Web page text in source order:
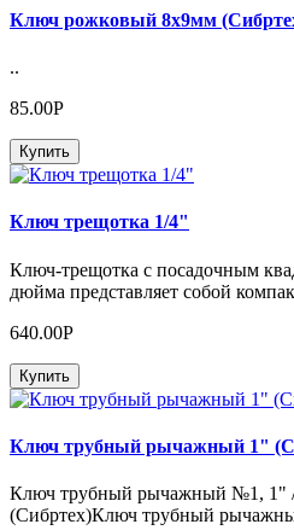
Ключ рожковый 8х9мм
..
85.00Р
Купить
Ключ трещотка 1/4"
Ключ-трещотка с посадочным
дюйма представляет собой
640.00Р
Купить
Ключ трубный рычажный 1"
Ключ трубный рычажный №1, 1"
(Сибртех)Ключ трубный